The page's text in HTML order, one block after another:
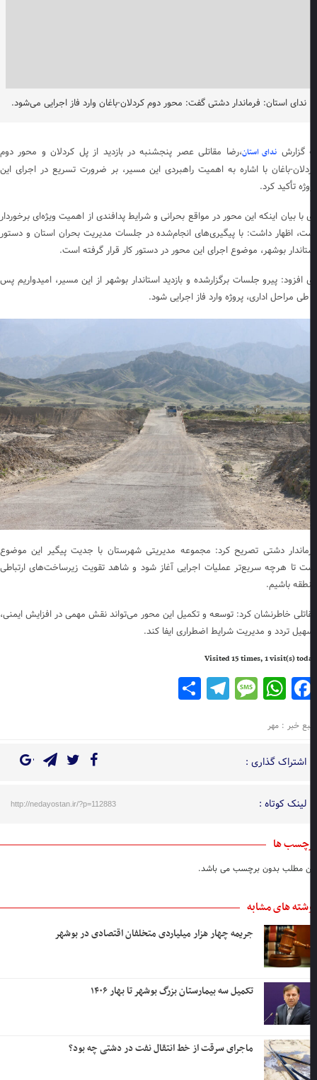
ندای استان: فرماندار دشتی گفت: محور دوم کردلان-باغان وارد فاز اجرایی می‌شود.
گزارشندای استان،رضا مقاتلی عصر پنجشنبه در بازدید از پل کردلان و محور دوم
باغان با اشاره به اهمیت راهبردی این مسیر، بر ضرورت تسریع در اجرای این
تأکید کرد.
با بیان اینکه این محور در مواقع بحرانی و شرایط پدافندی از اهمیت ویژه‌ای برخوردار
اظهار داشت: با پیگیری‌های انجام‌شده در جلسات مدیریت بحران استان و دستور
بوشهر، موضوع اجرای این محور در دستور کار قرار گرفته است.
افزود: پیرو جلسات برگزارشده و بازدید استاندار بوشهر از این مسیر، امیدواریم پس
طی مراحل اداری، پروژه وارد فاز اجرایی شود.
دشتی تصریح کرد: مجموعه مدیریتی شهرستان با جدیت پیگیر این موضوع
تا هرچه سریع‌تر عملیات اجرایی آغاز شود و شاهد تقویت زیرساخت‌های ارتباطی
باشیم.
خاطرنشان کرد: توسعه و تکمیل این محور می‌تواند نقش مهمی در افزایش ایمنی،
تردد و مدیریت شرایط اضطراری ایفا کند.
Visited 15 times, 1 visit(s)
Facebook
WhatsApp
Message
Telegram
Share
خبر : مهر
اشتراک گذاری :
لینک کوتاه : http://nedayostan.ir/?p=112883
ها
مطلب بدون برچسب می باشد.
های مشابه
جریمه چهار هزار میلیاردی متخلفان اقتصادی در بوشهر
تکمیل سه بیمارستان بزرگ بوشهر تا بهار ۱۴۰۶
ماجرای سرقت از خط انتقال نفت در دشتی چه بود؟